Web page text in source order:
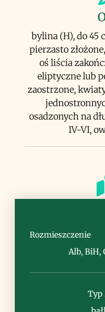
bylina (H), do 45
pierzasto
oś liścia
eliptyczne lub
zaostrzone,
osadzonych na
IV-VI,
Rozmieszczenie
Alb, BiH,
Typ